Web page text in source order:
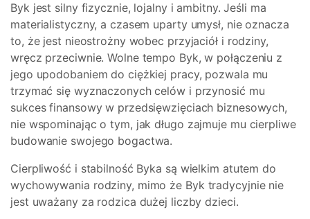
Byk jest silny fizycznie, lojalny i ambitny. Jeśli ma
materialistyczny, a czasem uparty umysł, nie oznacza
to, że jest nieostrożny wobec przyjaciół i rodziny,
wręcz przeciwnie. Wolne tempo Byk, w połączeniu z
jego upodobaniem do ciężkiej pracy, pozwala mu
trzymać się wyznaczonych celów i przynosić mu
sukces finansowy w przedsięwzięciach biznesowych,
nie wspominając o tym, jak długo zajmuje mu cierpliwe
budowanie swojego bogactwa.
Cierpliwość i stabilność Byka są wielkim atutem do
wychowywania rodziny, mimo że Byk tradycyjnie nie
jest uważany za rodzica dużej liczby dzieci.